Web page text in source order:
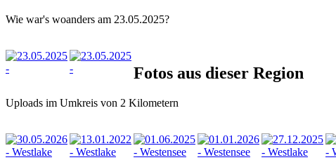
Wie war's woanders am 23.05.2025?
Fotos aus dieser Region
Uploads im Umkreis von 2 Kilometern